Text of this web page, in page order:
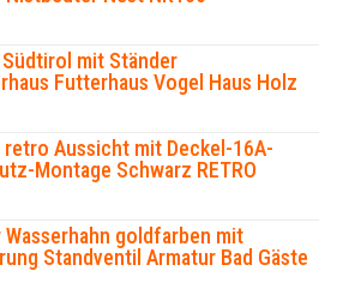
mit Ständer
Futterhaus Vogel Haus Holz
Aussicht mit Deckel-16A-
Montage Schwarz RETRO
Wasserhahn goldfarben mit
Standventil Armatur Bad Gäste